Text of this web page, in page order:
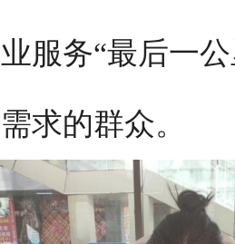
服务“最后一
求的群众。